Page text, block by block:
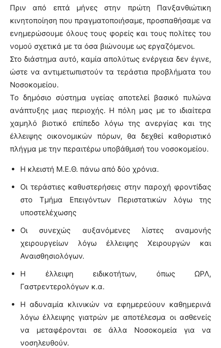
Πριν από επτά μήνες στην πρώτη Πανξανθιώτικη
κινητοποίηση που πραγματοποιήσαμε, προσπαθήσαμε να
ενημερώσουμε όλους τους φορείς και τους πολίτες του
νομού σχετικά με τα όσα βιώνουμε ως εργαζόμενοι.
Στο διάστημα αυτό, καμία απολύτως ενέργεια δεν έγινε,
ώστε να αντιμετωπιστούν τα τεράστια προβλήματα του
Νοσοκομείου.
Το δημόσιο σύστημα υγείας αποτελεί βασικό πυλώνα
ανάπτυξης μιας περιοχής. Η πόλη μας με το ιδιαίτερα
χαμηλό βιοτικό επίπεδο λόγω της ανεργίας και της
έλλειψης οικονομικών πόρων, θα δεχθεί καθοριστικό
πλήγμα με την περαιτέρω υποβάθμισή του νοσοκομείου.
Η κλειστή Μ.Ε.Θ. πάνω από δύο χρόνια.
Οι τεράστιες καθυστερήσεις στην παροχή φροντίδας
στο Τμήμα Επειγόντων Περιστατικών λόγω της
υποστελέχωσης
Οι συνεχώς αυξανόμενες λίστες αναμονής
χειρουργείων λόγω έλλειψης Χειρουργών και
Αναισθησιολόγων.
Η έλλειψη ειδικοτήτων, όπως ΩΡΛ,
Γαστρεντερολόγων κ.α.
Η αδυναμία κλινικών να εφημερεύουν καθημερινά
λόγω έλλειψης γιατρών με αποτέλεσμα οι ασθενείς
να μεταφέρονται σε άλλα Νοσοκομεία για να
νοσηλευθούν.